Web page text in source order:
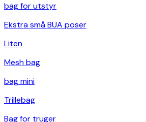
bag for utstyr
Ekstra små BUA poser
Liten
Mesh bag
bag mini
Trillebag
Bag for truger